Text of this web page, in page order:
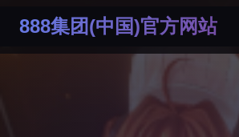
888集团(中国)官方网站